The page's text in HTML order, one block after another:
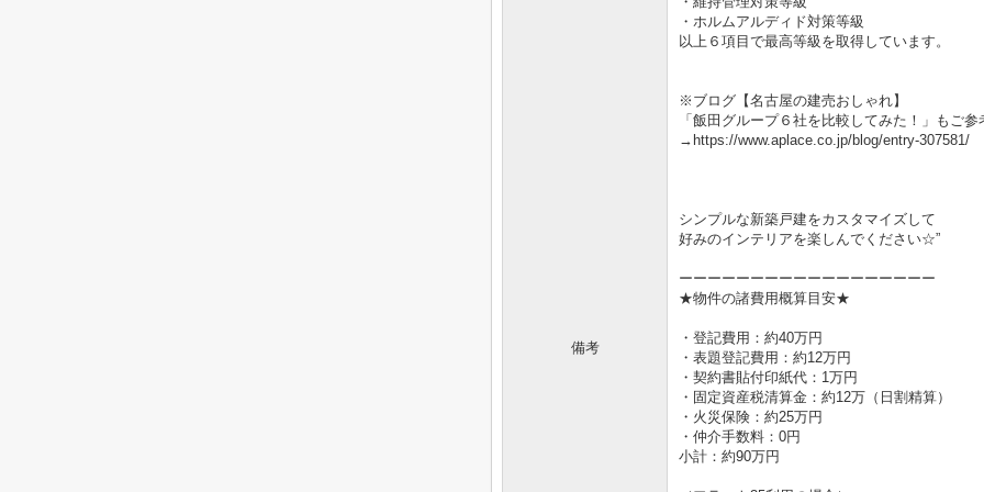
備考
・ホルムアルディド対策等級
以上６項目で最高等級を取得しています。
※ブログ【名古屋の建売おしゃれ】
「飯田グループ６社を比較してみた！」もご参
→https://www.aplace.co.jp/blog/entry-307581/
シンプルな新築戸建をカスタマイズして
好みのインテリアを楽しんでください☆”
ーーーーーーーーーーーーーーーーーー
★物件の諸費用概算目安★
・登記費用：約40万円
・表題登記費用：約12万円
・契約書貼付印紙代：1万円
・固定資産税清算金：約12万（日割精算）
・火災保険：約25万円
・仲介手数料：0円
小計：約90万円